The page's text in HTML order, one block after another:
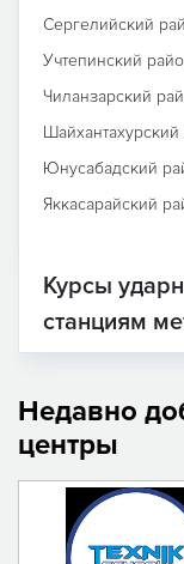
Сергелийский
Учтепинский
Чиланзарский
Шайхантахурский
Юнусабадский
Яккасарайский
Курсы
станциям
Недавно
центры